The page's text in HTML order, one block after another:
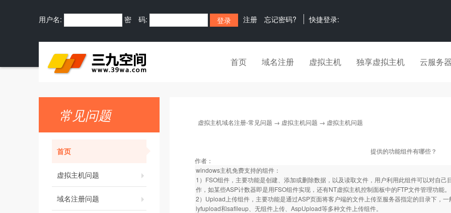
用户名: 密 码: 注册 忘记密码? 快捷登录:
首页 域名注册 虚拟主机 独享虚拟主机 云服务
常见问题
首页
虚拟主机问题
域名注册问题
虚拟主机域名注册-常见问题 → 虚拟主机问题 → 虚拟主机问题
提供的功能组件有哪些？
作者：
windows主机免费支持的组件：
1）FSO组件，主要功能是创建、添加或删除数据，以及读取文件，用户利用此组件可以对自
作，如某些ASP计数器即是用FSO组件实现，还有NT虚拟主机控制面板中的FTP文件管理功能。
2）Upload上传组件，主要功能是通过ASP页面将客户端的文件上传至服务器指定的目录下，
lyfupload和safileup、无组件上传、AspUpload等多种文件上传组件。